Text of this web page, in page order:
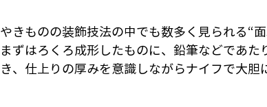
やきものの装飾技法の中でも数多く見られる“
まずはろくろ成形したものに、鉛筆などであ
き、仕上りの厚みを意識しながらナイフで大胆